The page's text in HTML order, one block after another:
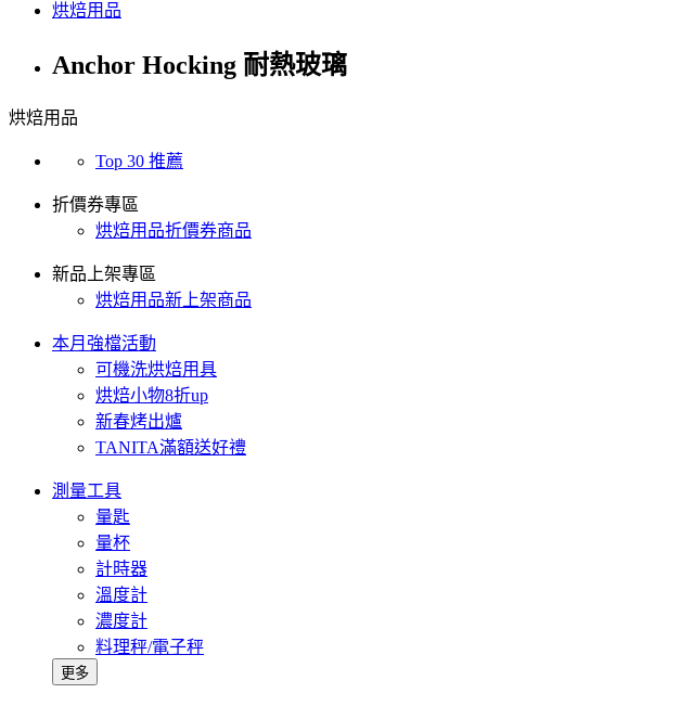
烘焙用品
Anchor Hocking 耐熱玻璃
烘焙用品
Top 30 推薦
折價券專區
烘焙用品折價券商品
新品上架專區
烘焙用品新上架商品
本月強檔活動
可機洗烘焙用具
烘焙小物8折up
新春烤出爐
TANITA滿額送好禮
測量工具
量匙
量杯
計時器
溫度計
濃度計
料理秤/電子秤
更多